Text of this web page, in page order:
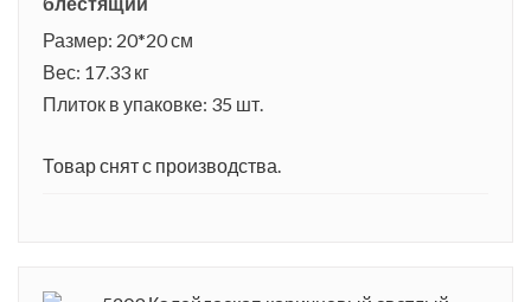
Размер: 20*20 см
Вес: 17.33 кг
Плиток в упаковке: 35 шт.
Товар снят с производства.